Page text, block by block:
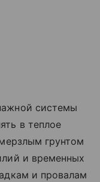
системы
в теплое
грунтом
и временных
и провалам